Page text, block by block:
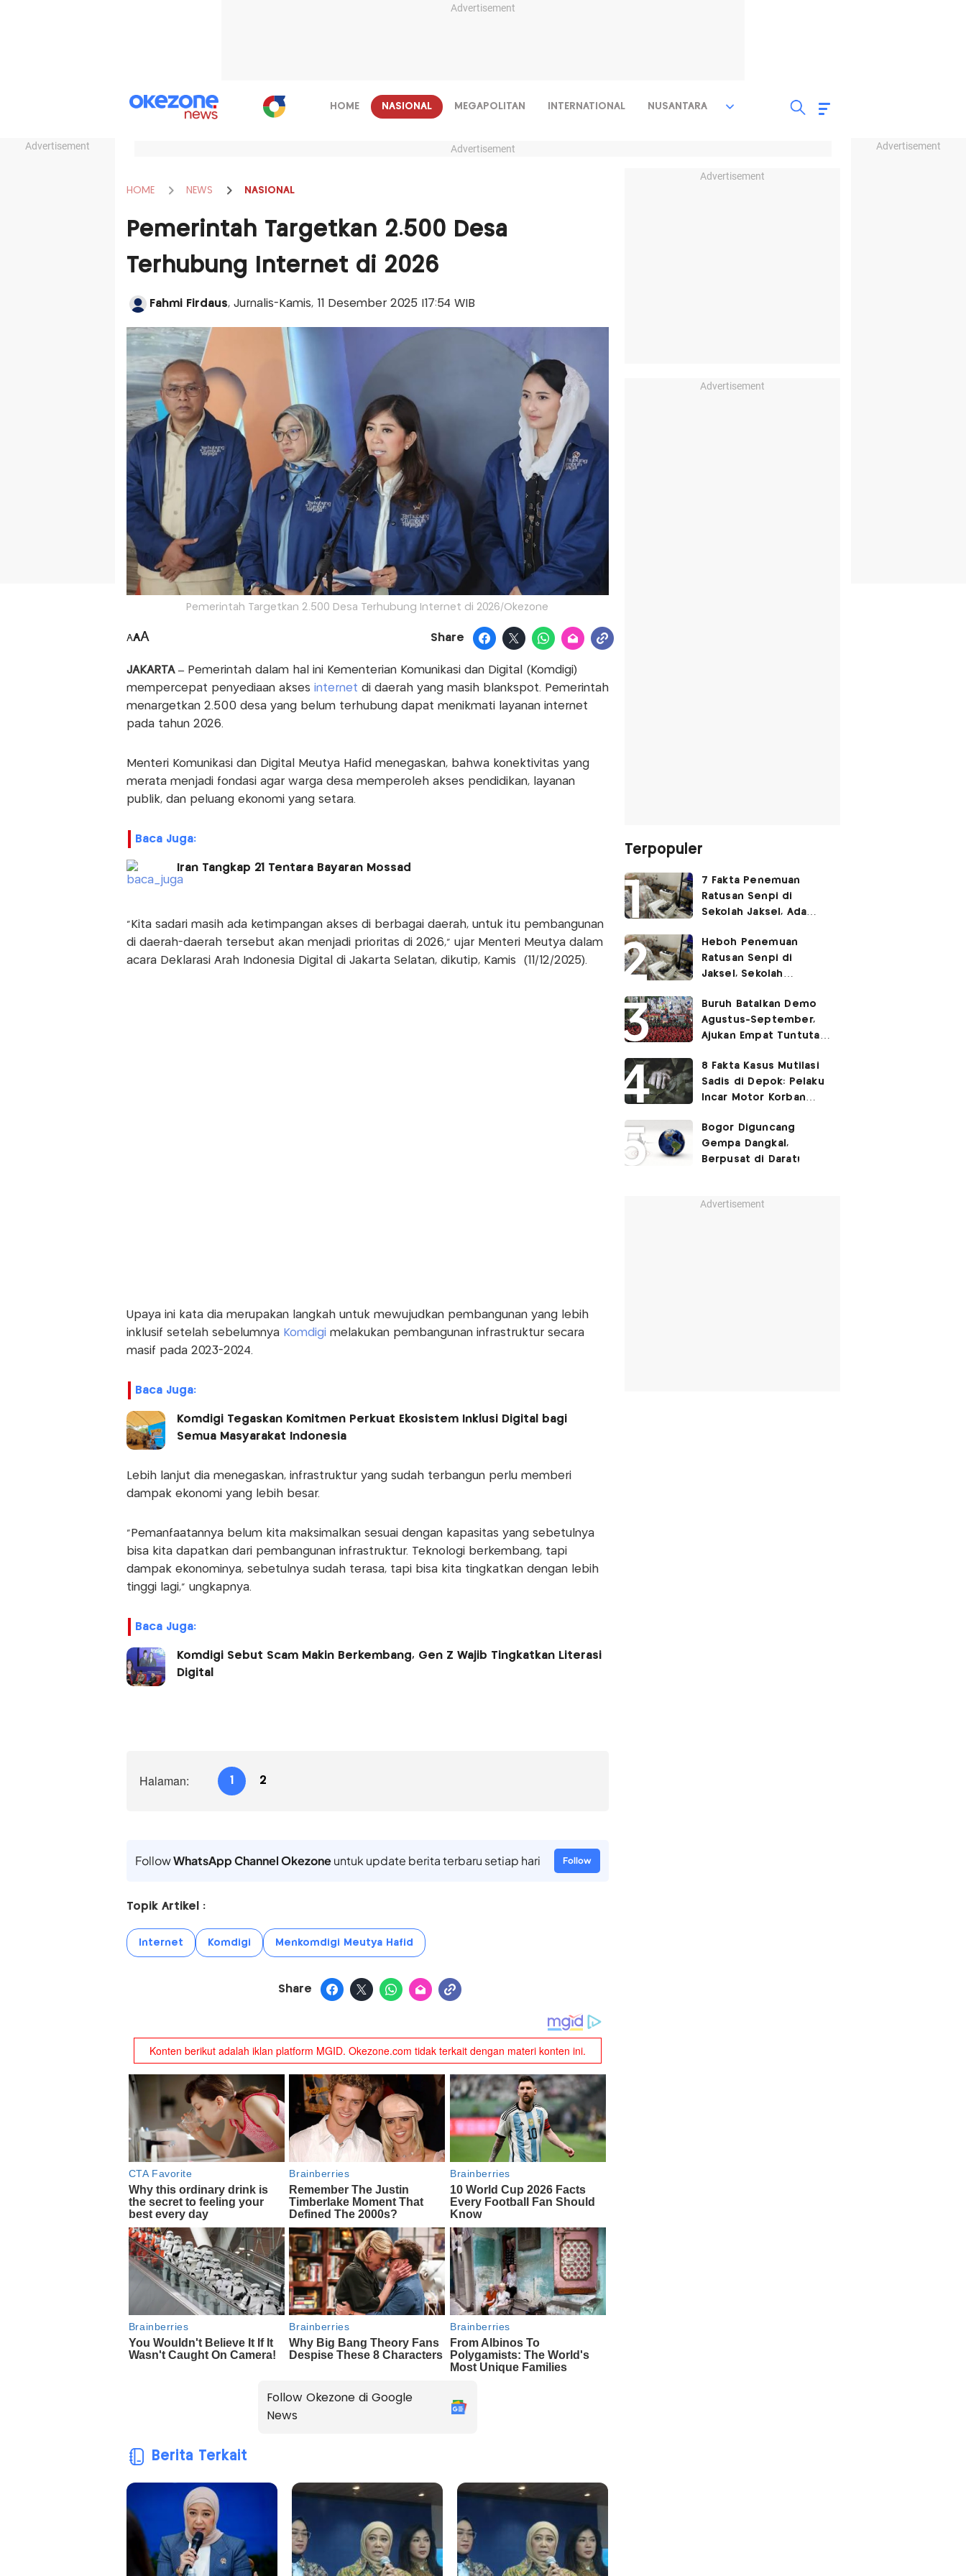
Advertisement
Advertisement Advertisement
HOME NASIONAL MEGAPOLITAN INTERNATIONAL NUSANTARA
Advertisement
HOME NEWS NASIONAL
Pemerintah Targetkan 2.500 Desa
Terhubung Internet di 2026
Fahmi Firdaus, Jurnalis-Kamis, 11 Desember 2025 |17:54 WIB
Pemerintah Targetkan 2.500 Desa Terhubung Internet di 2026/Okezone
AAA Share
JAKARTA –Pemerintah dalam hal ini Kementerian Komunikasi dan Digital (Komdigi)
mempercepat penyediaan akses internet di daerah yang masih blankspot. Pemerintah
menargetkan 2.500 desa yang belum terhubung dapat menikmati layanan internet
pada tahun 2026.
Menteri Komunikasi dan Digital Meutya Hafid menegaskan, bahwa konektivitas yang
merata menjadi fondasi agar warga desa memperoleh akses pendidikan, layanan
publik, dan peluang ekonomi yang setara.
Baca Juga:
Iran Tangkap 21 Tentara Bayaran Mossad
"Kita sadari masih ada ketimpangan akses di berbagai daerah, untuk itu pembangunan
di daerah-daerah tersebut akan menjadi prioritas di 2026," ujar Menteri Meutya dalam
acara Deklarasi Arah Indonesia Digital di Jakarta Selatan, dikutip, Kamis (11/12/2025).
Upaya ini kata dia merupakan langkah untuk mewujudkan pembangunan yang lebih
inklusif setelah sebelumnya Komdigi melakukan pembangunan infrastruktur secara
masif pada 2023-2024.
Baca Juga:
Komdigi Tegaskan Komitmen Perkuat Ekosistem Inklusi Digital bagi
Semua Masyarakat Indonesia
Lebih lanjut dia menegaskan, infrastruktur yang sudah terbangun perlu memberi
dampak ekonomi yang lebih besar.
"Pemanfaatannya belum kita maksimalkan sesuai dengan kapasitas yang sebetulnya
bisa kita dapatkan dari pembangunan infrastruktur. Teknologi berkembang, tapi
dampak ekonominya, sebetulnya sudah terasa, tapi bisa kita tingkatkan dengan lebih
tinggi lagi," ungkapnya.
Baca Juga:
Komdigi Sebut Scam Makin Berkembang, Gen Z Wajib Tingkatkan Literasi
Digital
Halaman: 1 2
FollowWhatsApp Channel Okezoneuntuk update berita terbaru setiap hari Follow
Topik Artikel :
Internet Komdigi Menkomdigi Meutya Hafid
Share
Follow Okezone di Google
News
Berita Terkait
Advertisement
Advertisement
Terpopuler
7 Fakta Penemuan
Ratusan Senpi di
Sekolah Jaksel, Ada
Ruang Bunker
Heboh Penemuan
Ratusan Senpi di
Jaksel, Sekolah
Kegiatan Eskul
Menembak
Buruh Batalkan Demo
Agustus-September,
Ajukan Empat Tuntutan
8 Fakta Kasus Mutilasi
Sadis di Depok: Pelaku
Incar Motor Korban
Bogor Diguncang
Gempa Dangkal,
Berpusat di Darat!
Advertisement